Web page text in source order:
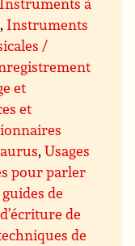
, Instruments
/
et
et
,Usages
pour parler
de
de
de